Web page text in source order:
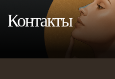
Контакты